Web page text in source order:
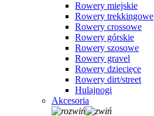
Rowery miejskie
Rowery trekkingowe
Rowery crossowe
Rowery górskie
Rowery szosowe
Rowery gravel
Rowery dziecięce
Rowery dirt/street
Hulajnogi
Akcesoria